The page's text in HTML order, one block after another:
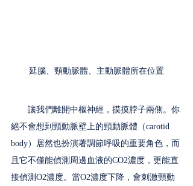
延腦、頸動脈體、主動脈體所在位置
讓我們離開中樞神經，摸摸脖子兩側。你
絕不會想到頸動脈壁上的頸動脈體（carotid
body）居然也扮演著調節呼吸的重要角色，而
且它不僅能偵測周邊血液的CO2濃度，更能直
接偵測O2濃度。當O2濃度下降，會刺激頸動